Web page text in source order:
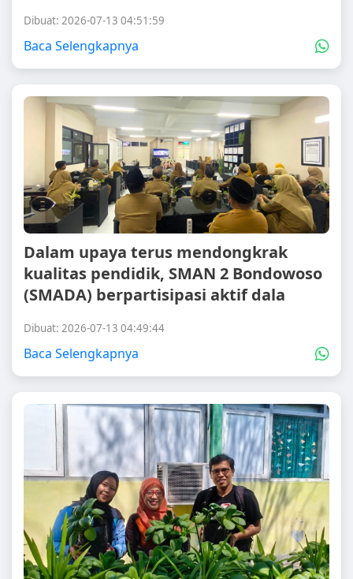
Dibuat: 2026-07-13 04:51:59
Baca Selengkapnya
Dalam upaya terus mendongkrak
kualitas pendidik, SMAN 2 Bondowoso
(SMADA) berpartisipasi aktif dala
Dibuat: 2026-07-13 04:49:44
Baca Selengkapnya